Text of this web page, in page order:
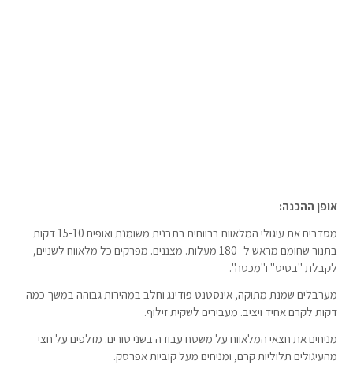
אופן ההכנה:
מסדרים את עיגולי המלאווח ברווחים בתבנית משומנת ואופים 15-10 דקות
בתנור שחומם מראש ל- 180 מעלות. מצננים. מפרקים כל מלאווח לשניים,
לקבלת "בסיס" ו"מכסה".
מערבלים שמנת מתוקה, אינסטנט פודינג וחלב במהירות גבוהה במשך כמה
דקות לקרם אחיד ויציב. מעבירים לשקית זילוף.
מניחים את חצאי המלאווח על משטח עבודה בשני טורים. מזלפים על חצי
מהעיגולים תלוליות קרם, ומניחים מעל קוביות אפרסק.